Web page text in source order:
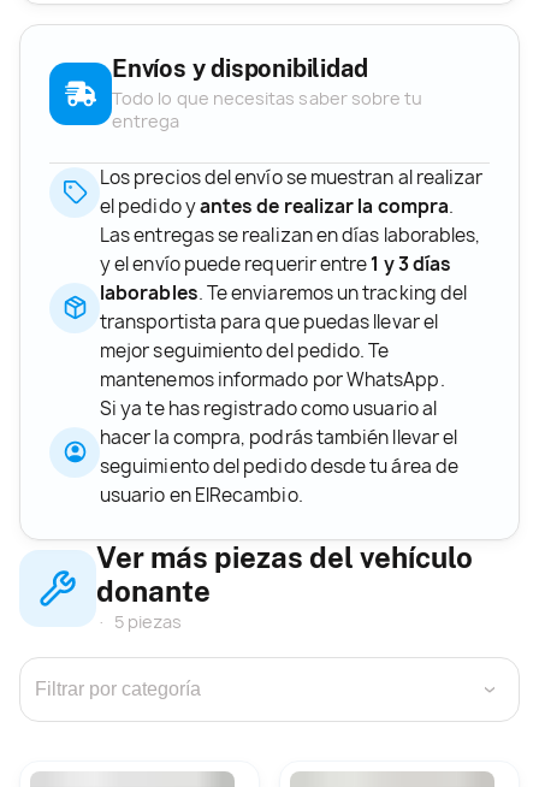
Envíos y disponibilidad
Todo lo que necesitas saber sobre tu
entrega
Los precios del envío se muestran al realizar
el pedido yantes de realizar la compra.
Las entregas se realizan en días laborables,
y el envío puede requerir entre1 y 3 días
laborables. Te enviaremos un tracking del
transportista para que puedas llevar el
mejor seguimiento del pedido. Te
mantenemos informado por WhatsApp.
Si ya te has registrado como usuario al
hacer la compra, podrás también llevar el
seguimiento del pedido desde tu área de
usuario en ElRecambio.
Ver más piezas del vehículo
donante
5 piezas
›